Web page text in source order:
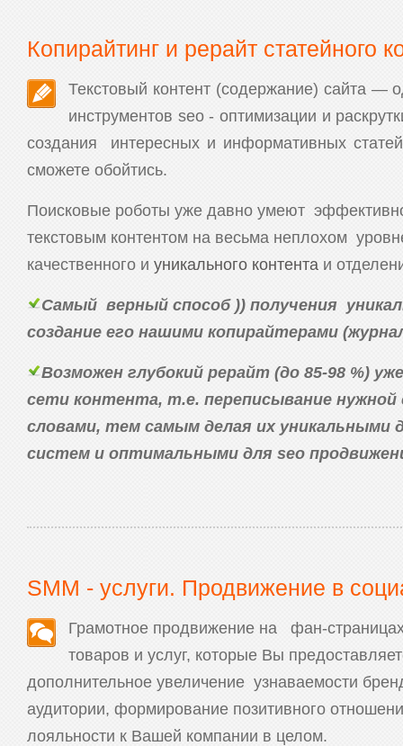
Копирайтинг и рерайт статейного
Текстовый контент (содержание) сайта —
инструментов seo - оптимизации и
создания интересных и информативных
сможете обойтись.
Поисковые роботы уже давно умеют
текстовым контентом на весьма неплохом
качественного и уникального контента и
Самый верный способ )) получения
создание его нашими копирайтерами
Возможен глубокий рерайт (до 85-98 %)
сети контента, т.е. переписывание
словами, тем самым делая их уникальными
систем и оптимальными для seo
SMM - услуги. Продвижение в
Грамотное продвижение на фан-
товаров и услуг, которые Вы
дополнительное увеличение узнаваемости
аудитории, формирование позитивного
лояльности к Вашей компании в целом.